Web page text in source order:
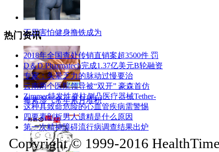
不用害怕健身撸铁成为
毒素湿气常年累月堆积
热门资讯
2018年全国查处传销直销案超3500件 罚
D＆D Pharmatech完成1.37亿美元B轮融资
专家：头晕乏力的脉动过慢要治
云南两个医院领导被“双开” 豪森首仿
Zimmer特发性脊柱侧凸医疗器械Tether-
这种具致命危险的心血管疾病需警惕
四要素剖析男人遗精是什么原因
第一次精神障碍流行病调查结果出炉
Copyright © 1999-2016